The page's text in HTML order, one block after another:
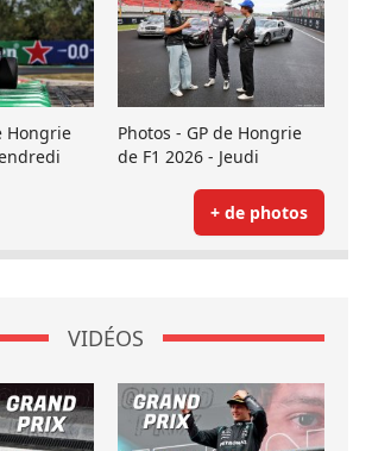
Hongrie
Photos - GP de Hongrie
de F1 2026 - Jeudi
+ de photos
VIDÉOS